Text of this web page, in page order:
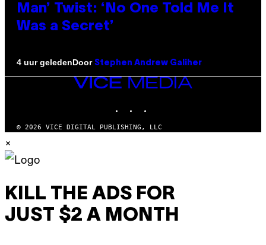
Man’ Twist: ‘No One Told Me It
Was a Secret’
4 uur geledenDoor Stephen Andrew Galiher
VICE
MEDIA
© 2026 VICE DIGITAL PUBLISHING, LLC
×
KILL THE ADS FOR
JUST $2 A MONTH